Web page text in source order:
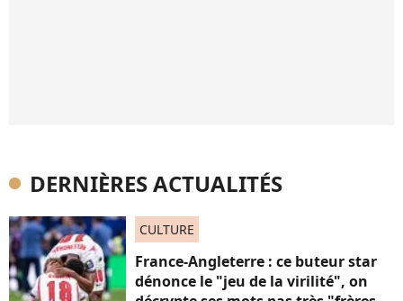
DERNIÈRES ACTUALITÉS
CULTURE
France-Angleterre : ce buteur star
dénonce le "jeu de la virilité", on